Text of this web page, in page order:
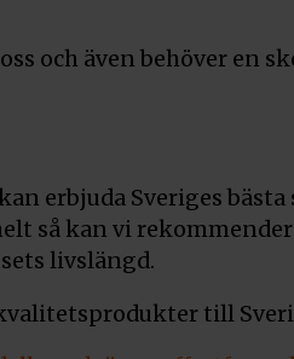
och även behöver
erbjuda Sveriges
så kan vi
livslängd.
till